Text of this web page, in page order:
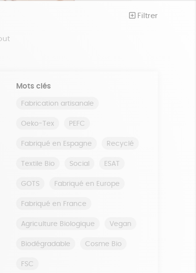
Filtrer
Mots clés
Fabrication artisanale
Oeko-Tex PEFC
Fabriqué en Espagne Recyclé
Textile Bio Social ESAT
GOTS Fabriqué en Europe
Fabriqué en France
Agriculture Biologique Vegan
Biodégradable Cosme Bio
FSC